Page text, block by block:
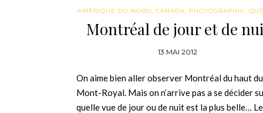
AMÉRIQUE DU NORD, CANADA, PHOTOGRAPHIE,
Montréal de jour et de
13 MAI 2012
On aime bien aller observer Montréal du haut du
Mont-Royal. Mais on n’arrive pas a se décider
quelle vue de jour ou de nuit est la plus belle… Le